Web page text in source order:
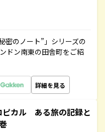
密のノート”」シリーズの
ドン南東の田舎町をご紹
詳細を見る
ピカル ある旅の記録と